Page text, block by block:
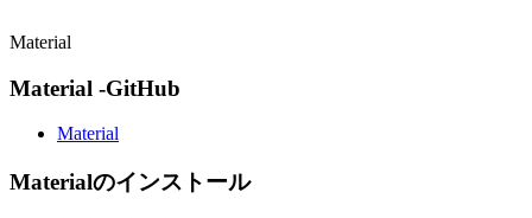
Material
Material -GitHub
Material
Materialのインストール